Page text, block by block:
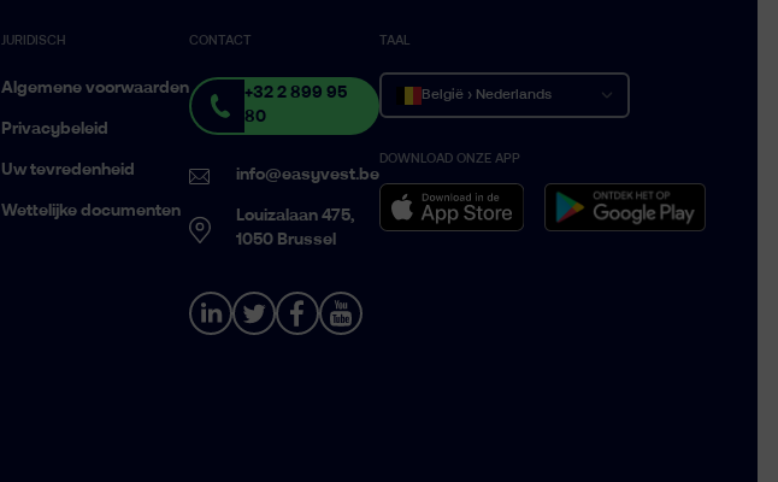
JURIDISCH
Algemene voorwaarden
Privacybeleid
Uw tevredenheid
Wettelijke documenten
CONTACT
+32 2 899 95
80
info@easyvest.be
Louizalaan 475,
1050 Brussel
TAAL
België › Nederlands
Belgique › Français
Belgium › English
DOWNLOAD ONZE APP